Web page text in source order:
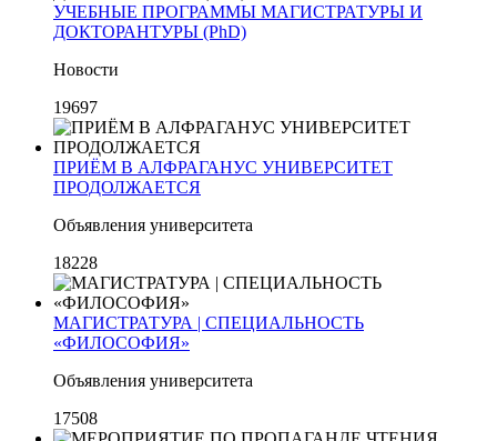
УЧЕБНЫЕ ПРОГРАММЫ МАГИСТРАТУРЫ И
ДОКТОРАНТУРЫ (PhD)
Новости
19697
ПРИЁМ В АЛФРАГАНУС УНИВЕРСИТЕТ
ПРОДОЛЖАЕТСЯ
Объявления университета
18228
МАГИСТРАТУРА | СПЕЦИАЛЬНОСТЬ
«ФИЛОСОФИЯ»
Объявления университета
17508